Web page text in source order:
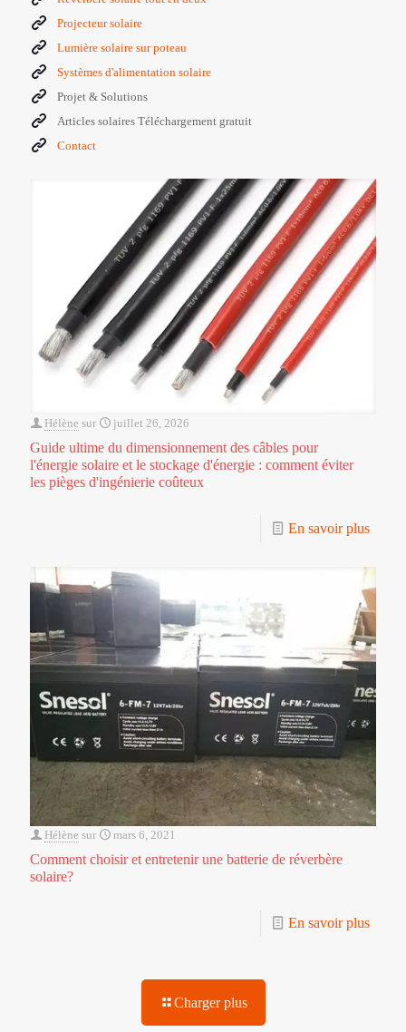
Projecteur solaire
Lumière solaire sur poteau
Systèmes d'alimentation solaire
Projet & Solutions
Articles solaires Téléchargement gratuit
Contact
Hélène sur juillet 26, 2026
Guide ultime du dimensionnement des câbles pour
l'énergie solaire et le stockage d'énergie : comment éviter
les pièges d'ingénierie coûteux
En savoir plus
Hélène sur mars 6, 2021
Comment choisir et entretenir une batterie de réverbère
solaire?
En savoir plus
Charger plus